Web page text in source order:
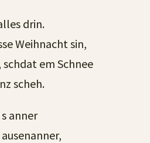
drin.
Weihnacht sin,
em Schnee
scheh.
anner